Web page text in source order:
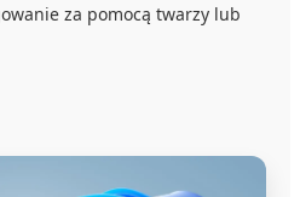
za pomocą twarzy lub